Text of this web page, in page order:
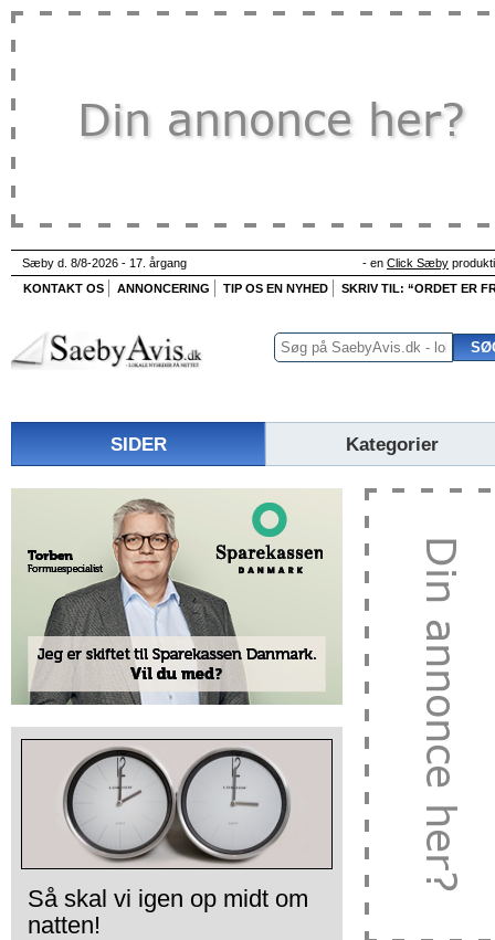
Sæby d. 8/8-2026 - 17. årgang - en Click Sæby
KONTAKT OS
ANNONCERING TIP OS EN NYHED SKRIV TIL: “ORDET ER
SIDER Kategorier
Så skal vi igen op midt om
natten!